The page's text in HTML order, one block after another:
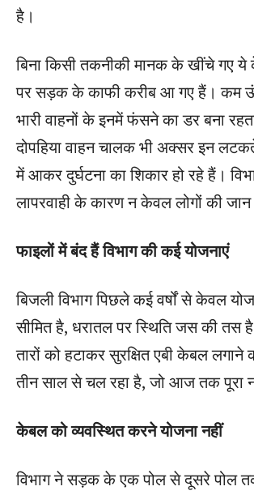
है।
बिना किसी तकनीकी मानक के खींचे गए
पर सड़क के काफी करीब आ गए हैं। कम
भारी वाहनों के इनमें फंसने का डर बना
दोपहिया वाहन चालक भी अक्सर इन
में आकर दुर्घटना का शिकार हो रहे हैं।
लापरवाही के कारण न केवल लोगों की
फाइलों में बंद हैं विभाग की कई योजनाएं
बिजली विभाग पिछले कई वर्षों से केवल
सीमित है, धरातल पर स्थिति जस की तस
तारों को हटाकर सुरक्षित एबी केबल लगाने
तीन साल से चल रहा है, जो आज तक पूरा
केबल को व्यवस्थित करने योजना नहीं
विभाग ने सड़क के एक पोल से दूसरे पोल